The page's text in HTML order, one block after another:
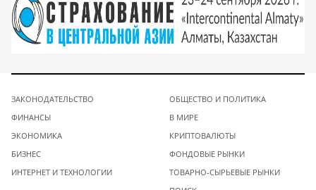
ЗАКОНОДАТЕЛЬСТВО
ФИНАНСЫ
ЭКОНОМИКА
БИЗНЕС
ИНТЕРНЕТ И ТЕХНОЛОГИИ
ОБЩЕСТВО И ПОЛИТИКА
В МИРЕ
КРИПТОВАЛЮТЫ
ФОНДОВЫЕ РЫНКИ
ТОВАРНО-СЫРЬЕВЫЕ РЫНКИ